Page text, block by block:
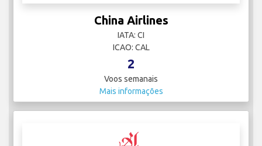
China Airlines
IATA: CI
ICAO: CAL
2
Voos semanais
Mais informações